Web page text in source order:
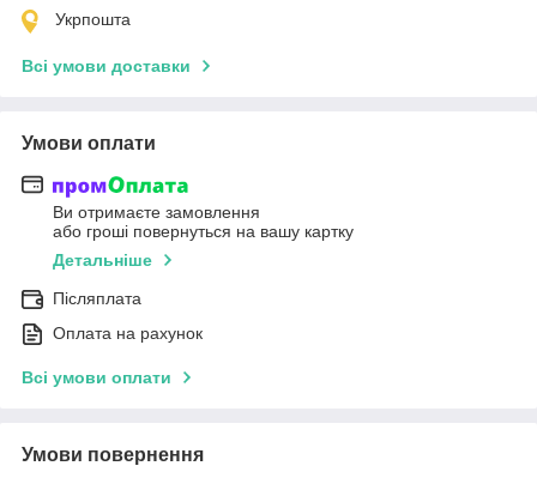
Укрпошта
Всі умови доставки
Умови оплати
Ви отримаєте замовлення
або гроші повернуться на вашу картку
Детальніше
Післяплата
Оплата на рахунок
Всі умови оплати
Умови повернення